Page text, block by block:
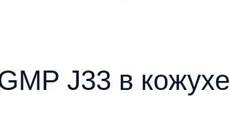
J33 в кожухе